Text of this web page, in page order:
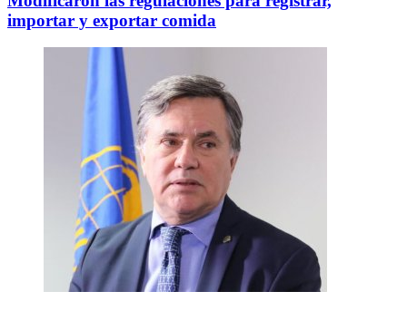
importar y exportar comida